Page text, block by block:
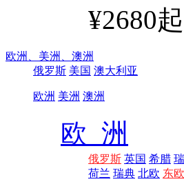
¥2680起
欧洲、 美洲、 澳洲
俄罗斯 美国 澳大利亚
欧洲 美洲 澳洲
欧 洲
俄罗斯 英国 希腊
荷兰 瑞典 北欧 东欧